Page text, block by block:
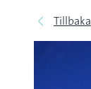
Tillbaka